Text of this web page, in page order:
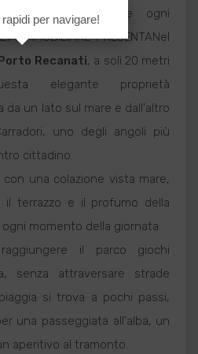
mare da vivere ogni
IMMOBILIARE PRESENTANel
Recanati, a soli 20 metri
elegante proprietà
da un lato sul mare e dall'altro
uno degli angoli più
cittadino.
una colazione vista mare,
il terrazzo e il profumo della
momento della giornata.
il parco giochi
senza attraversare strade
si trova a pochi passi,
una passeggiata all'alba, un
aperitivo al tramonto.
per navigare!